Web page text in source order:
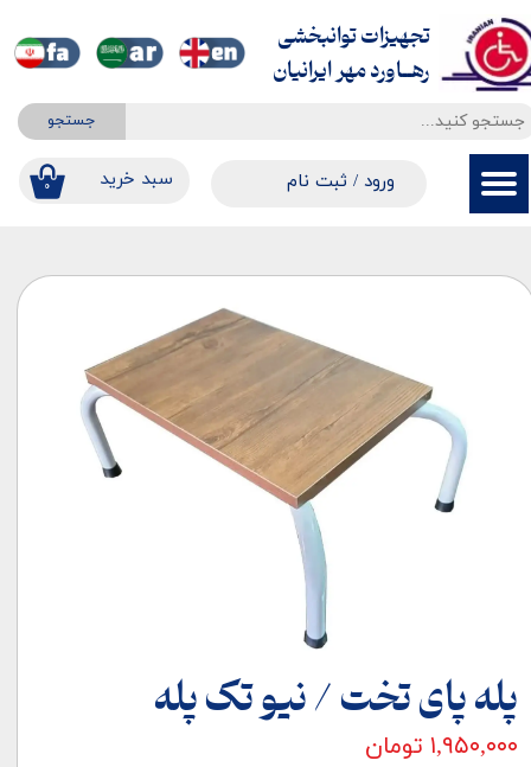
جستجو
۰ ​​سبد خرید ورود / ثبت نام
حساب کاربری من
سفارشات
خروج از حساب کاربری
تجهیزات توانبخشی
​​​​​​​رهــاورد مهر ایرانیان
پله پای تخت / نیو تک پله
۱,۹۵۰,۰۰۰ تومان